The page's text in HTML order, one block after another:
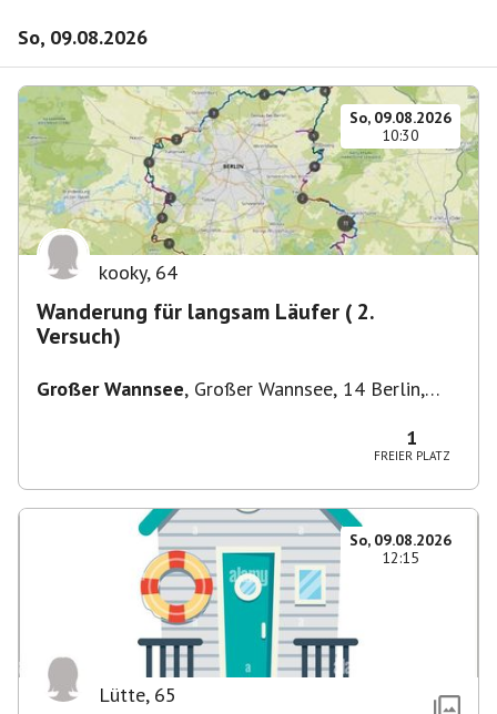
So, 09.08.2026
So, 09.08.2026
10:30
kooky, 64
Wanderung für langsam Läufer ( 2.
Versuch)
Großer Wannsee, Großer Wannsee, 14 Berlin,
1
FREIER PLATZ
So, 09.08.2026
12:15
Lütte, 65